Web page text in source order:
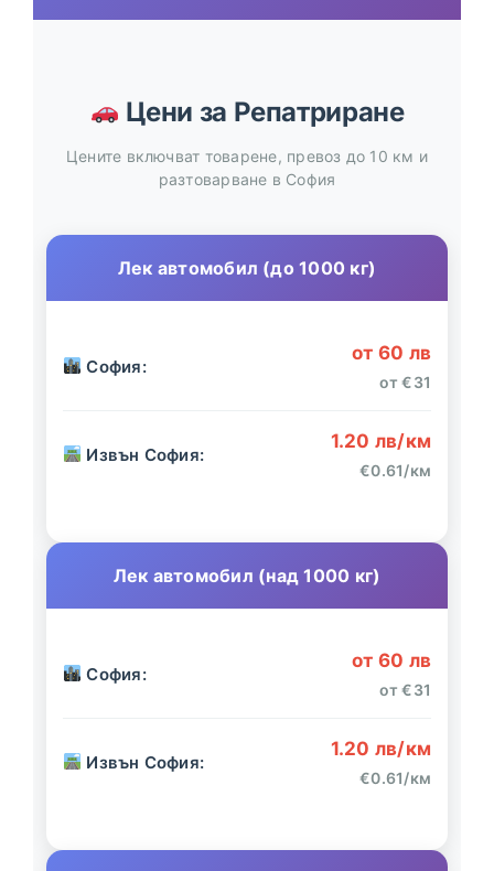
Цени за Репатриране
Цените включват товарене, превоз до 10 км и
разтоварване в София
Лек автомобил (до 1000 кг)
София:
от 60 лв
от €31
Извън София:
1.20 лв/км
€0.61/км
Лек автомобил (над 1000 кг)
София:
от 60 лв
от €31
Извън София:
1.20 лв/км
€0.61/км